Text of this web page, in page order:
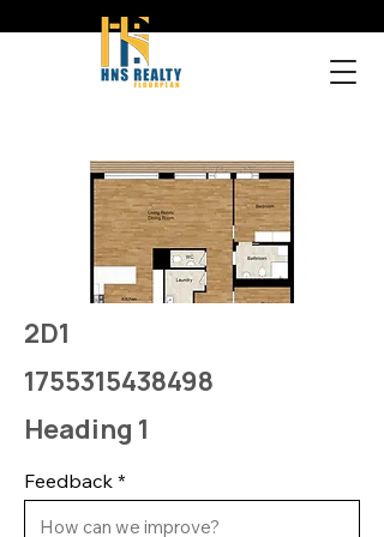
2D1
1755315438498
Heading 1
Feedback